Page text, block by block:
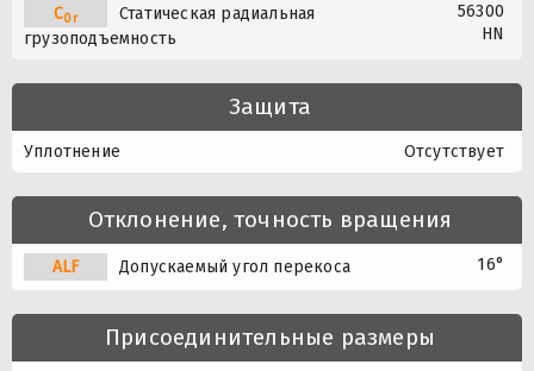
C0r
Статическая радиальная
грузоподъемность
56300
HN
Защита
Уплотнение Отсутствует
Отклонение, точность вращения
ALF Допускаемый угол перекоса 16°
Присоединительные размеры